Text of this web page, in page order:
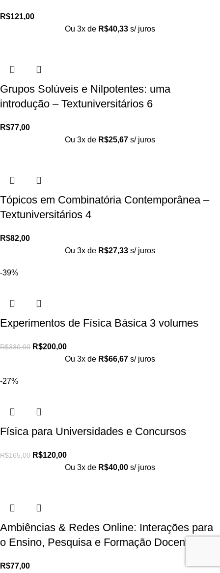
R$121,00
Ou 3x de R$40,33 s/ juros
Grupos Solúveis e Nilpotentes: uma
introdução – Textuniversitários 6
R$77,00
Ou 3x de R$25,67 s/ juros
Tópicos em Combinatória Contemporânea –
Textuniversitários 4
R$82,00
Ou 3x de R$27,33 s/ juros
-39%
Experimentos de Física Básica 3 volumes
R$330,00 R$200,00
Ou 3x de R$66,67 s/ juros
-27%
Física para Universidades e Concursos
R$165,00 R$120,00
Ou 3x de R$40,00 s/ juros
Ambiências & Redes Online: Interações para
o Ensino, Pesquisa e Formação Docente
R$77,00